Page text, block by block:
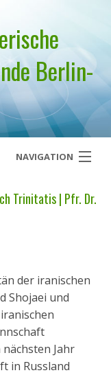
Berlin-
NAVIGATION
Trinitatis | Pfr. Dr.
der iranischen
Shojaei und
Jahr
in Russland